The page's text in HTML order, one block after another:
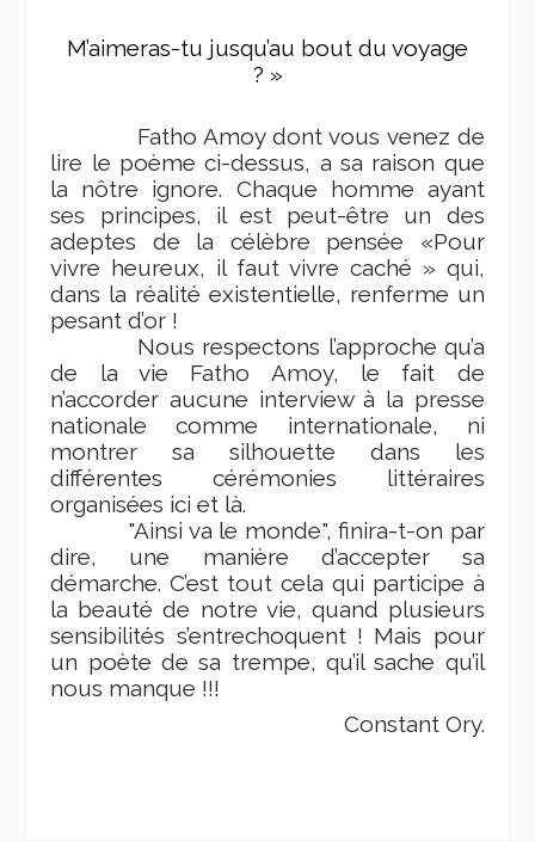
M’aimeras-tu jusqu’au bout du voyage
? »
Fatho Amoy dont vous venez de
lire le poème ci-dessus, a sa raison que
la nôtre ignore. Chaque homme ayant
ses principes, il est peut-être un des
adeptes de la célèbre pensée «Pour
vivre heureux, il faut vivre caché » qui,
dans la réalité existentielle, renferme un
pesant d’or !
Nous respectons l’approche qu’a
de la vie Fatho Amoy, le fait de
n’accorder aucune interview à la presse
nationale comme internationale, ni
montrer sa silhouette dans les
différentes cérémonies littéraires
organisées ici et là.
"Ainsi va le monde", finira-t-on par
dire, une manière d’accepter sa
démarche. C’est tout cela qui participe à
la beauté de notre vie, quand plusieurs
sensibilités s’entrechoquent ! Mais pour
un poète de sa trempe, qu’il sache qu’il
nous manque !!!
Constant Ory.